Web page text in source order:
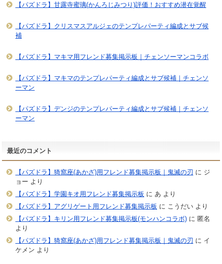
【パズドラ】甘露寺蜜璃(かんろじみつり)評価！おすすめ潜在覚醒
【パズドラ】クリスマスアルジェのテンプレパーティ編成とサブ候
補
【パズドラ】マキマ用フレンド募集掲示板｜チェンソーマンコラボ
【パズドラ】マキマのテンプレパーティ編成とサブ候補｜チェンソ
ーマン
【パズドラ】デンジのテンプレパーティ編成とサブ候補｜チェンソ
ーマン
最近のコメント
【パズドラ】猗窩座(あかざ)用フレンド募集掲示板｜鬼滅の刃 に ジ
ョー より
【パズドラ】学園キオ用フレンド募集掲示板 に あ より
【パズドラ】アグリゲート用フレンド募集掲示板 に こうだいより
【パズドラ】キリン用フレンド募集掲示板(モンハンコラボ)に 匿名
より
【パズドラ】猗窩座(あかざ)用フレンド募集掲示板｜鬼滅の刃 に イ
ケメン より